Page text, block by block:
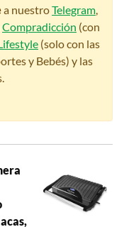
a nuestroTelegram,
Compradicción (con
(solo con las
y Bebés) y las